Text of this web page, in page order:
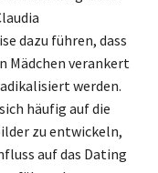
dazu führen, dass
Mädchen verankert
werden.
häufig auf die
zu entwickeln,
auf das Dating